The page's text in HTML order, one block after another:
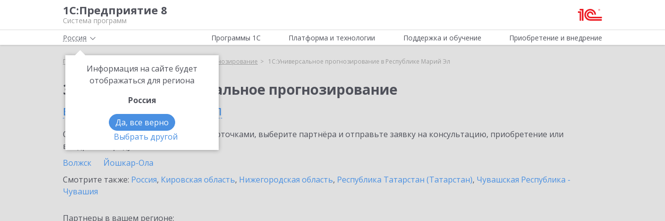
1С:Предприятие 8
Система программ
Россия
Информация на сайте будет
отображаться для региона
Россия
Да, все верно
Выбрать другой
Программы 1С Платформа и технологии Поддержка и обучение Приобретение и внедрение
Главная 1С:Универсальное прогнозирование 1С:Универсальное прогнозирование в Республике Марий Эл
Заказать 1С:Универсальное прогнозирование
в Республике Марий Эл
Ознакомьтесь с информационными карточками, выберите партнёра и отправьте заявку на консультацию, приобретение или
внедрение продукта.
Волжск
Йошкар-Ола
Смотрите также: Россия, Кировская область, Нижегородская область, Республика Татарстан (Татарстан), Чувашская Республика -
Чувашия
Партнеры в вашем регионе: